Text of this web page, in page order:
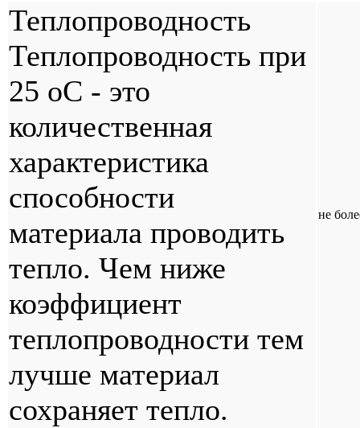
Теплопроводность
Теплопроводность при
25 оС - это
количественная
характеристика
способности
материала проводить
тепло. Чем ниже
коэффициент
теплопроводности тем
лучше материал
сохраняет тепло.
не